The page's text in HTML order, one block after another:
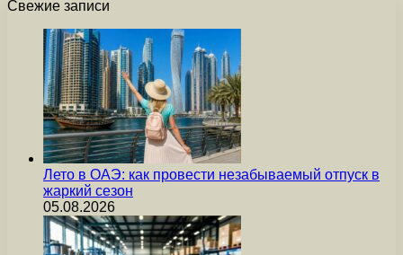
Свежие записи
Лето в ОАЭ: как провести незабываемый отпуск в
жаркий сезон
05.08.2026